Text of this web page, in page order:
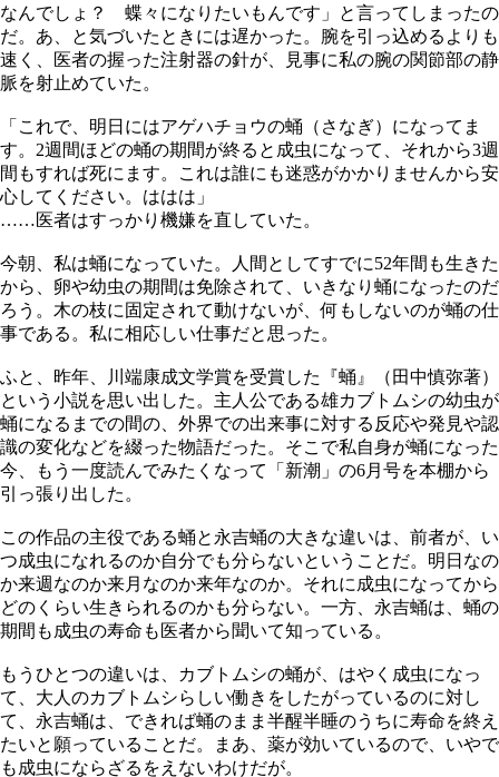
なんでしょ？ 蝶々になりたいもんです」と言ってしまったの
だ。あ、と気づいたときには遅かった。腕を引っ込めるよりも
速く、医者の握った注射器の針が、見事に私の腕の関節部の静
脈を射止めていた。
「これで、明日にはアゲハチョウの蛹（さなぎ）になってま
す。2週間ほどの蛹の期間が終ると成虫になって、それから3週
間もすれば死にます。これは誰にも迷惑がかかりませんから安
心してください。ははは」
……医者はすっかり機嫌を直していた。
今朝、私は蛹になっていた。人間としてすでに52年間も生きた
から、卵や幼虫の期間は免除されて、いきなり蛹になったのだ
ろう。木の枝に固定されて動けないが、何もしないのが蛹の仕
事である。私に相応しい仕事だと思った。
ふと、昨年、川端康成文学賞を受賞した『蛹』（田中慎弥著）
という小説を思い出した。主人公である雄カブトムシの幼虫が
蛹になるまでの間の、外界での出来事に対する反応や発見や認
識の変化などを綴った物語だった。そこで私自身が蛹になった
今、もう一度読んでみたくなって「新潮」の6月号を本棚から
引っ張り出した。
この作品の主役である蛹と永吉蛹の大きな違いは、前者が、い
つ成虫になれるのか自分でも分らないということだ。明日なの
か来週なのか来月なのか来年なのか。それに成虫になってから
どのくらい生きられるのかも分らない。一方、永吉蛹は、蛹の
期間も成虫の寿命も医者から聞いて知っている。
もうひとつの違いは、カブトムシの蛹が、はやく成虫になっ
て、大人のカブトムシらしい働きをしたがっているのに対し
て、永吉蛹は、できれば蛹のまま半醒半睡のうちに寿命を終え
たいと願っていることだ。まあ、薬が効いているので、いやで
も成虫にならざるをえないわけだが。